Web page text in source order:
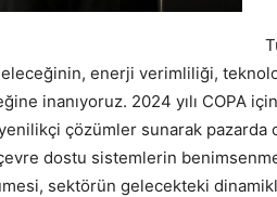
enerji verimliliği,
inanıyoruz. 2024 yılı COPA
çözümler sunarak pazarda
dostu sistemlerin
sektörün gelecekteki